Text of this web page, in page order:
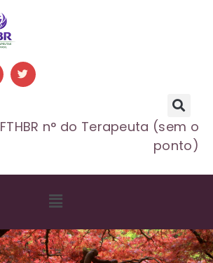
n° do Terapeuta (sem o
ponto)